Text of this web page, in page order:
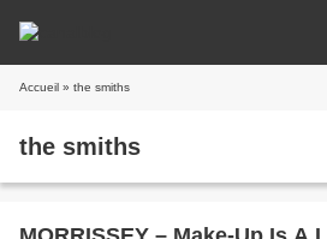
Accueil » the smiths
the smiths